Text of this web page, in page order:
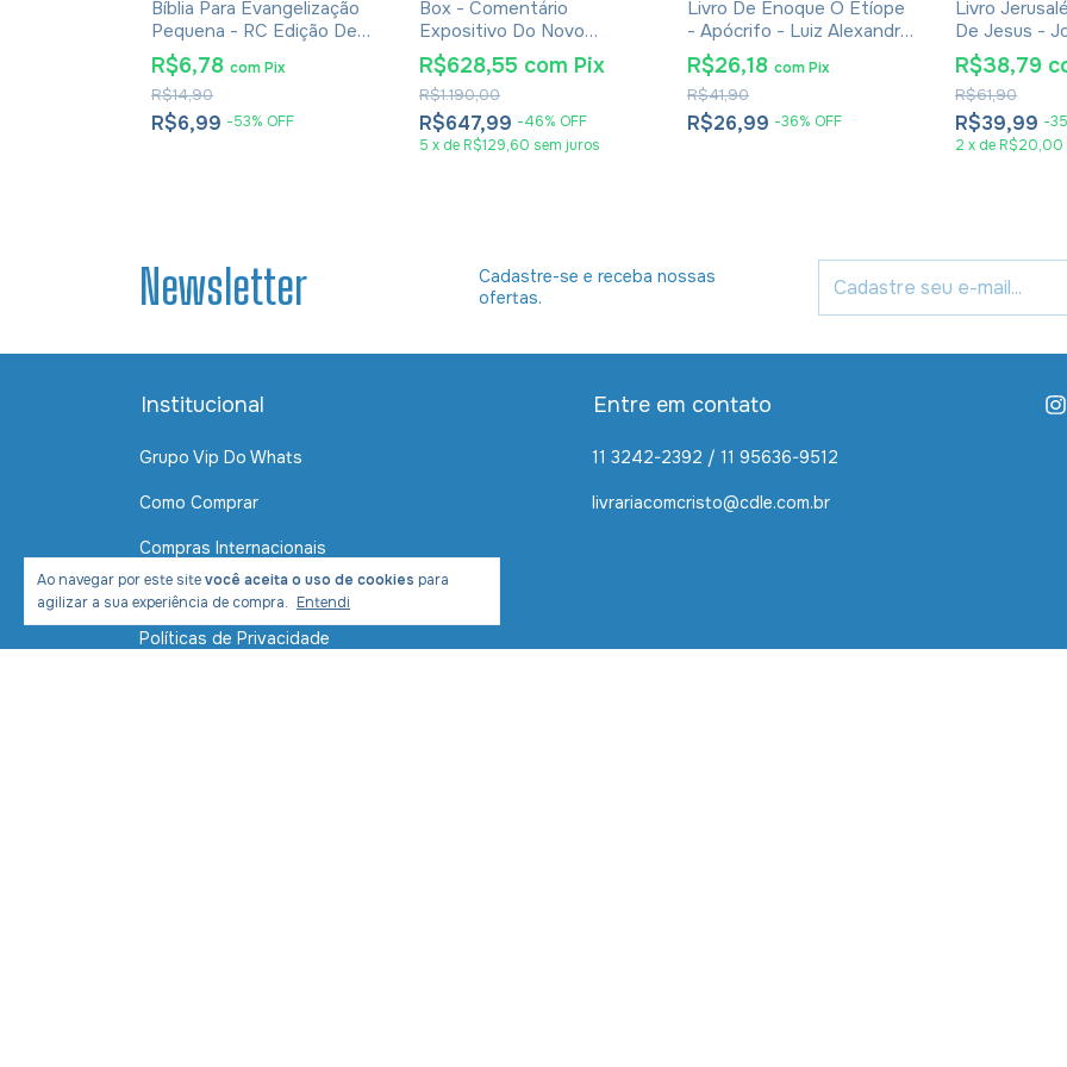
Ao navegar por este sitevocê aceita o uso de cookies para
agilizar a sua experiência de compra. Entendi
Bíblia Para Evangelização
Pequena - RC Edição De
Promessas
R$6,99 -53% OFF
R$14,90
R$6,78 comPix
Box - Comentário
Expositivo Do Novo
Testamento - Hernandes
Dias Lopes
R$647,99 -46% OFF
R$1.190,00
R$628,55 com Pix
5 x de R$129,60 sem juros
Livro De Enoque O Etíope
- Apócrifo - Luiz Alexandre
Solano Rossi
R$26,99 -36% OFF
R$41,90
R$26,18 comPix
Livro
De Jesus -
Jeremias -
2024
R$39,99 -35
R$61,90
R$38,79
2 x de R$20,00
Newsletter
Cadastre-se e receba nossas
ofertas.
Institucional
Grupo Vip Do Whats
Como Comprar
Compras Internacionais
Contato
Políticas de Privacidade
Entre em contato
11 3242-2392 / 11 95636-9512
livrariacomcristo@cdle.com.br